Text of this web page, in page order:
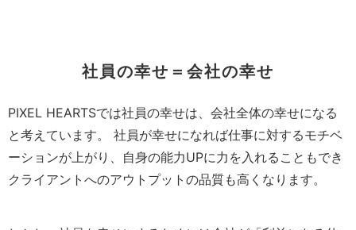
社員の幸せ＝会社の幸せ
PIXEL HEARTSでは社員の幸せは、会社全体の幸せになる
と考えています。 社員が幸せになれば仕事に対するモチベ
ーションが上がり、自身の能力UPに力を入れることもでき
クライアントへのアウトプットの品質も高くなります。